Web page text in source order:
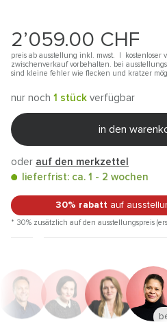
2’059.00 CHF
preis ab ausstellung inkl. mwst. |
kostenloser
zwischenverkauf vorbehalten. bei
sind kleine fehler wie flecken und kratzer
nur noch 1 stück verfügbar
in den
oder auf den merkzettel
lieferfrist: ca. 1 - 2 wochen
30% rabatt auf
* 30% zusätzlich auf den ausstellungspreis